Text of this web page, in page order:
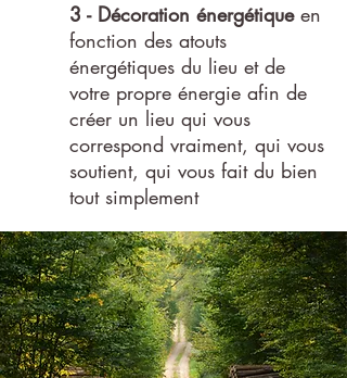
3 - Décoration énergétiqueen
fonction des atouts
énergétiques du lieu et de
votre propre énergie afin de
créer un lieu qui vous
correspond vraiment, qui vous
soutient, qui vous fait du bien
tout simplement